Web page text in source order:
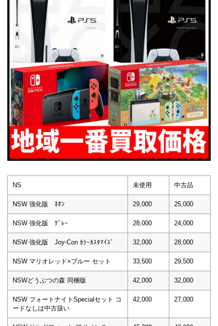
NS 未使用 中古品
NSW 強化版 ﾈｵﾝ 29,000 25,000
NSW 強化版 ｸﾞﾚｰ 28,000 24,000
NSW 強化版 Joy-Con ｶﾗｰｶｽﾀﾏｲｽﾞ 32,000 28,000
NSW マリオレッド×ブルー セット 33,500 29,500
NSWどうぶつの森 同梱版 42,000 32,000
NSW フォートナイトSpecialセット コ
ードなしは中古扱い
42,000 27,000